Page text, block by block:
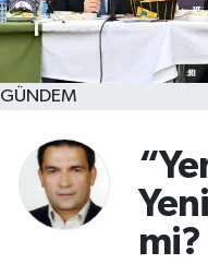
GÜNDEM
mi?